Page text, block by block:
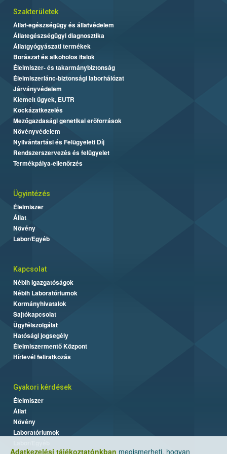
Adatkezelési tájékoztatónkban megismerheti, hogyan
Szakterületek
Állat-egészségügy és állatvédelem
Állategészségügyi diagnosztika
Állatgyógyászati termékek
Borászat és alkoholos italok
Élelmiszer- és takarmánybiztonság
Élelmiszerlánc-biztonsági laborhálózat
Járványvédelem
Kiemelt ügyek, EUTR
Kockázatkezelés
Mezőgazdasági genetikai erőforrások
Növényvédelem
Nyilvántartási és Felügyeleti Díj
Rendszerszervezés és felügyelet
Termékpálya-ellenőrzés
Ügyintézés
Élelmiszer
Állat
Növény
Labor/Egyéb
Kapcsolat
Nébih Igazgatóságok
Nébih Laboratóriumok
Kormányhivatalok
Sajtókapcsolat
Ügyfélszolgálat
Hatósági jogsegély
Élelmiszermentő Központ
Hírlevél feliratkozás
Gyakori kérdések
Élelmiszer
Állat
Növény
Laboratóriumok